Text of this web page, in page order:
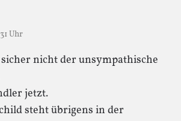
Uhr
nicht der unsympathische
jetzt.
steht übrigens in der